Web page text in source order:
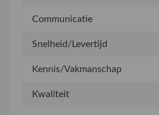
Communicatie
Snelheid/Levertijd
Kennis/Vakmanschap
Kwaliteit